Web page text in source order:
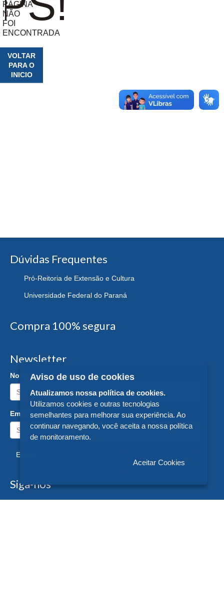
PÁGINA
NÃO
FOI
ENCONTRADA
VOLTAR
PARA O
INICIO
Dúvidas Frequentes
Pró-Reitoria de Extensão e Cultura
Universidade Federal do Paraná
Compra 100% segura
Newsletter
Nome:
Email:
Enviar
Siga-nos
Aviso de uso de cookies
Atualizamos nossa política de cookies.
Utilizamos cookies e outras tecnologias
semelhantes para melhorar sua experiência. Ao
continuar navegando, você aceita a nossa política
de monitoramento.
Aceitar Cookies